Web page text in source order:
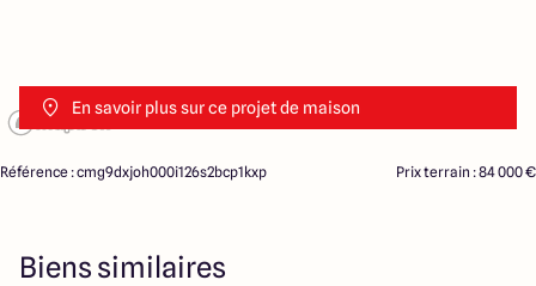
En savoir plus sur ce projet de maison
Référence : cmg9dxjoh000i126s2bcp1kxp Prix terrain : 84 000 €
Biens similaires